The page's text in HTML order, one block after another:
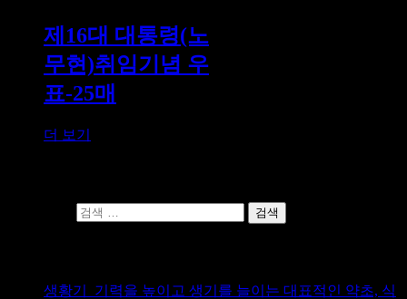
제16대 대통령(노
무현)취임기념 우
표-25매
더 보기
생황기_기력을 높이고 생기를 늘이는 대표적인 약초, 식